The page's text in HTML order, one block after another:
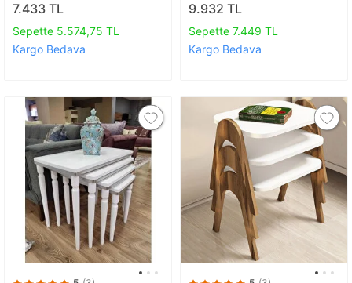
7.433 TL
Sepette 5.574,75 TL
Kargo Bedava
9.932 TL
Sepette 7.449 TL
Kargo Bedava